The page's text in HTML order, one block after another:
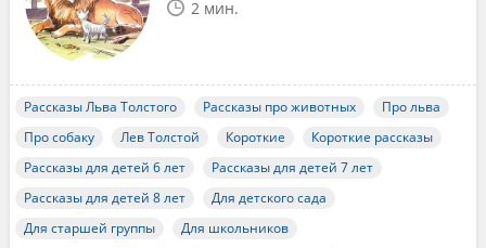
2 мин.
Рассказы Льва Толстого Рассказы про животных
Про льва
Про собаку
Лев Толстой Короткие
Короткие рассказы
Рассказы для детей 6 лет
Рассказы для детей 7 лет
Рассказы для детей 8 лет
Для детского сада
Для старшей группы
Для школьников